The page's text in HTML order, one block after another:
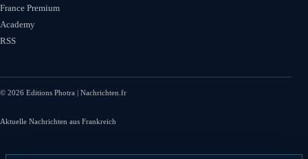
France Premium
Academy
RSS
© 2026 Editions Photra | Nachrichten.fr
Aktuelle Nachrichten aus Frankreich